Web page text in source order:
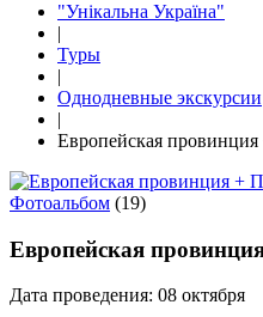
"Унікальна Україна"
|
Туры
|
Однодневные экскурсии
|
Европейская
Фотоальбом (19)
Европейская
Дата проведения: 08 октября